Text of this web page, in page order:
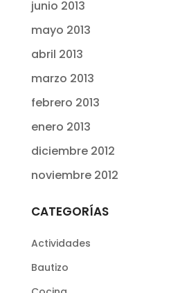
junio 2013
mayo 2013
abril 2013
marzo 2013
febrero 2013
enero 2013
diciembre 2012
noviembre 2012
CATEGORÍAS
Actividades
Bautizo